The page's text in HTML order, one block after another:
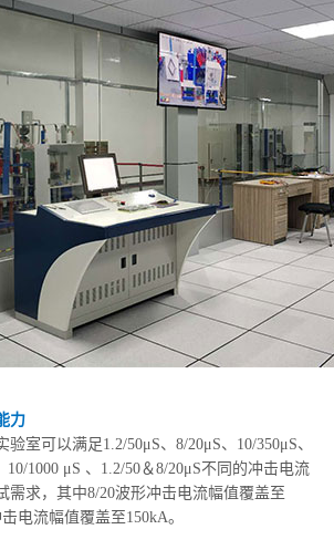
力
室可以满足1.2/50μS、8/20μS、10/350μS、
10/1000 μS 、1.2/50＆8/20μS不同的冲击电流
需求，其中8/20波形冲击电流幅值覆盖至
电流幅值覆盖至150kA。